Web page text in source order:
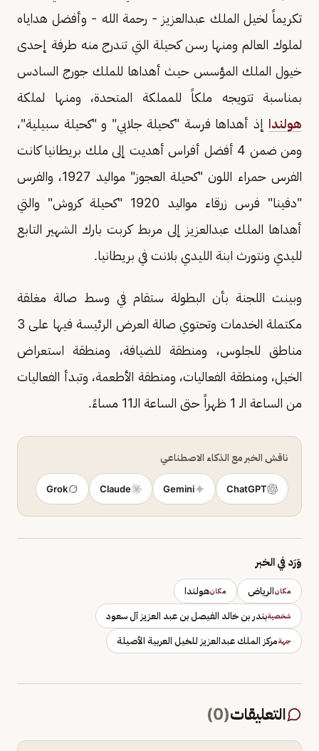
تكريماً لخيل الملك عبدالعزيز - رحمة الله - وأفضل هداياه
لملوك العالم ومنها رسن كحيلة التي تندرج منه طرفة إحدى
خيول الملك المؤسس حيث أهداها للملك جورج السادس
بمناسبة تتويجه ملكاً للمملكة المتحدة، ومنها لملكة
هولندا إذ أهداها فرسة "كحيلة جلابي" و "كحيلة سبيلية"،
ومن ضمن 4 أفضل أفراس أهديت إلى ملك بريطانيا كانت
الفرس حمراء اللون "كحيلة العجوز" مواليد 1927، والفرس
"دفينا" فرس زرقاء مواليد 1920 "كحيلة كروش" والتي
أهداها الملك عبدالعزيز إلى مربط كربت بارك الشهير التابع
لليدي ونتورث ابنة الليدي بلانت في بريطانيا.
وبينت اللجنة بأن البطولة ستقام في وسط صالة مغلقة
مكتملة الخدمات وتحتوي صالة العرض الرئيسة فيها على 3
مناطق للجلوس، ومنطقة للضيافة، ومنطقة استعراض
الخيل، ومنطقة الفعاليات، ومنطقة الأطعمة، وتبدأ الفعاليات
من الساعة الـ 1 ظهراً حتى الساعة الـ11 مساءً.
ناقش الخبر مع الذكاء الاصطناعي
ChatGPT
Gemini
Claude
Grok
وَرَد في الخبر
مكانالرياض مكانهولندا
شخصيةبندر بن خالد الفيصل بن عبد العزيز آل سعود
جهةمركز الملك عبدالعزيز للخيل العربية الأصيلة
التعليقات(
0
)